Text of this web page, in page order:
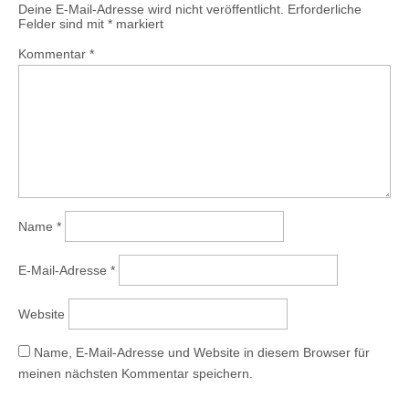
Deine E-Mail-Adresse wird nicht veröffentlicht. Erforderliche
Felder sind mit * markiert
Kommentar *
Name *
E-Mail-Adresse *
Website
Name, E-Mail-Adresse und Website in diesem Browser für
meinen nächsten Kommentar speichern.